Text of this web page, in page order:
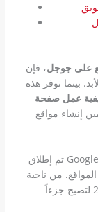
على جوجل
بينما توفر هذه
عمل صفحة
إنشاء مواقع
تم إطلاق Google Sites لأول مرة في عام 2008 كخدمة JotSpot،
من ناحية
أخرى، شهدت الخدمة تطويراً مذهلاً في عام 2016 لتصبح جزءاً